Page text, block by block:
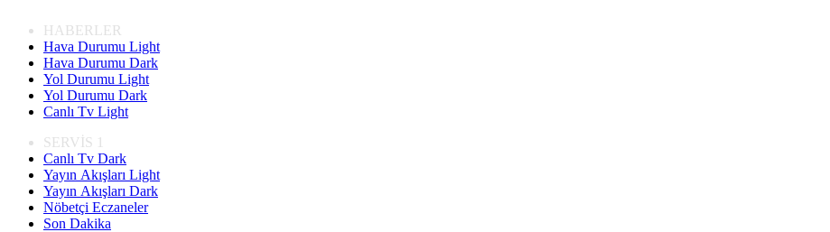
HABERLER
Hava Durumu Light
Hava Durumu Dark
Yol Durumu Light
Yol Durumu Dark
Canlı Tv Light
SERVİS 1
Canlı Tv Dark
Yayın Akışları Light
Yayın Akışları Dark
Nöbetçi Eczaneler
Son Dakika